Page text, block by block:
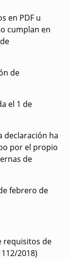
en PDF u
cumplan en
de
el 1 de
declaración ha
por el propio
de
febrero de
requisitos de
2018)